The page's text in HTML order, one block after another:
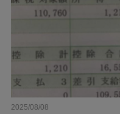
2025/08/08